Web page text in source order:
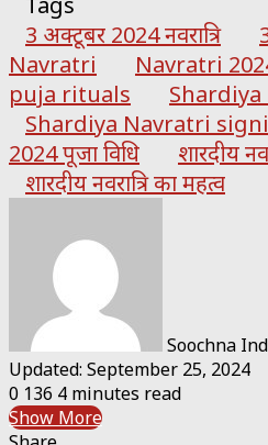
3 अक्टूबर 2024 नवरात्रि
Navratri
Navratri
puja rituals
Shardiya Navratri
2024 पूजा विधि
शारदीय
शारदीय नवरात्रि का महत्व
Soochna
Updated: September 25, 2024
0 136 4 minutes read
Show More